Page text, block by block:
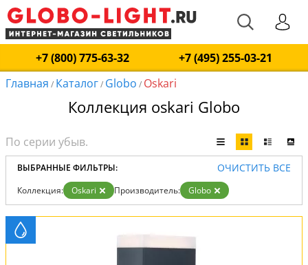
+7 (800) 775-63-32
+7 (495) 255-03-21
Главная / Каталог/ Globo / Oskari
Коллекция oskari Globo
ВЫБРАННЫЕ ФИЛЬТРЫ: ОЧИСТИТЬ ВСЕ
Коллекция: Oskari Производитель: Globo